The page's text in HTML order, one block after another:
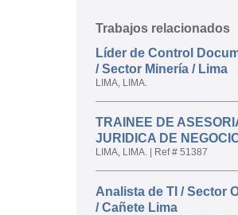
Trabajos relacionados
Líder de Control
/ Sector Minería / Lima
LIMA, LIMA.
TRAINEE DE
JURIDICA DE
LIMA, LIMA. Ref # 51387
Analista de TI / Sector
/ Cañete Lima